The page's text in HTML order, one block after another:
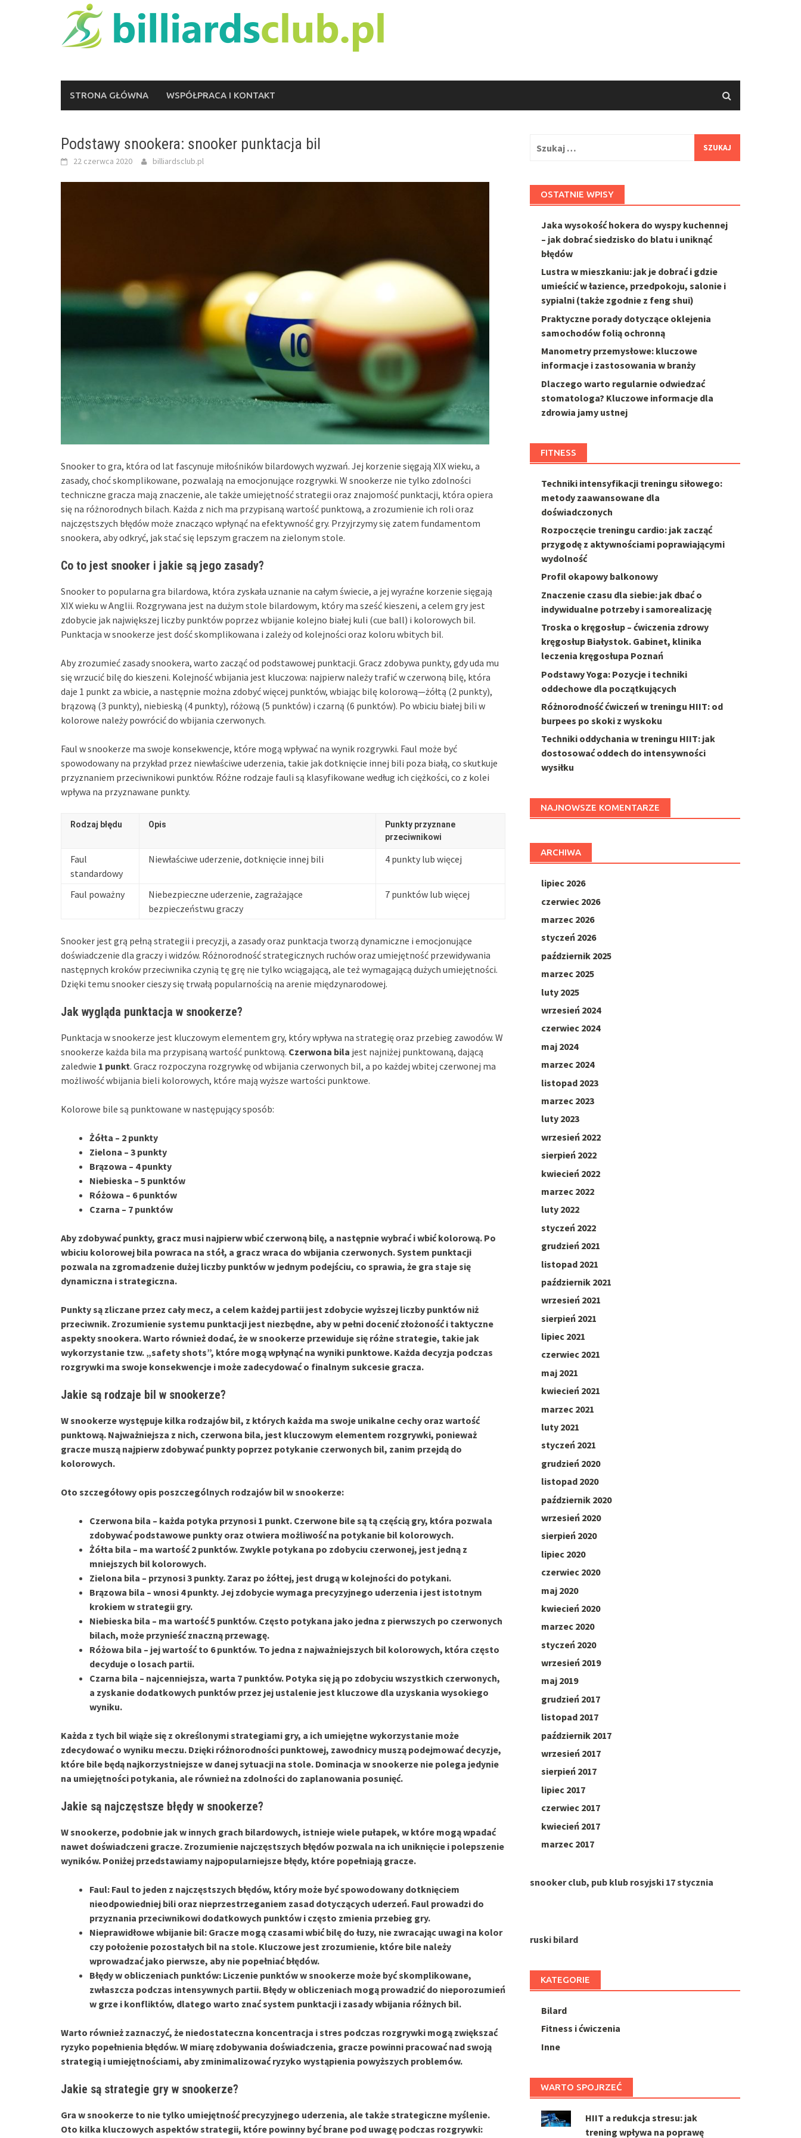
STRONA GŁÓWNA WSPÓŁPRACA I KONTAKT
Podstawy snookera: snooker punktacja bil
22 czerwca 2020 billiardsclub.pl
Snooker to gra, która od lat fascynuje miłośników bilardowych wyzwań. Jej korzenie sięgają XIX wieku, a
zasady, choć skomplikowane, pozwalają na emocjonujące rozgrywki. W snookerze nie tylko zdolności
techniczne gracza mają znaczenie, ale także umiejętność strategii oraz znajomość punktacji, która opiera
się na różnorodnych bilach. Każda z nich ma przypisaną wartość punktową, a zrozumienie ich roli oraz
najczęstszych błędów może znacząco wpłynąć na efektywność gry. Przyjrzymy się zatem fundamentom
snookera, aby odkryć, jak stać się lepszym graczem na zielonym stole.
Co to jest snooker i jakie są jego zasady?
Snooker to popularna gra bilardowa, która zyskała uznanie na całym świecie, a jej wyraźne korzenie sięgają
XIX wieku w Anglii. Rozgrywana jest na dużym stole bilardowym, który ma sześć kieszeni, a celem gry jest
zdobycie jak największej liczby punktów poprzez wbijanie kolejno białej kuli (cue ball) i kolorowych bil.
Punktacja w snookerze jest dość skomplikowana i zależy od kolejności oraz koloru wbitych bil.
Aby zrozumieć zasady snookera, warto zacząć od podstawowej punktacji. Gracz zdobywa punkty, gdy uda mu
się wrzucić bilę do kieszeni. Kolejność wbijania jest kluczowa: najpierw należy trafić w czerwoną bilę, która
daje 1 punkt za wbicie, a następnie można zdobyć więcej punktów, wbiając bilę kolorową—żółtą (2 punkty),
brązową (3 punkty), niebieską (4 punkty), różową (5 punktów) i czarną (6 punktów). Po wbiciu białej bili w
kolorowe należy powrócić do wbijania czerwonych.
Faul w snookerze ma swoje konsekwencje, które mogą wpływać na wynik rozgrywki. Faul może być
spowodowany na przykład przez niewłaściwe uderzenia, takie jak dotknięcie innej bili poza białą, co skutkuje
przyznaniem przeciwnikowi punktów. Różne rodzaje fauli są klasyfikowane według ich ciężkości, co z kolei
wpływa na przyznawane punkty.
Rodzaj błędu Opis
Punkty przyznane
przeciwnikowi
Faul
standardowy
Niewłaściwe uderzenie, dotknięcie innej bili 4 punkty lub więcej
Faul poważny
Niebezpieczne uderzenie, zagrażające
bezpieczeństwu graczy
7 punktów lub więcej
Snooker jest grą pełną strategii i precyzji, a zasady oraz punktacja tworzą dynamiczne i emocjonujące
doświadczenie dla graczy i widzów. Różnorodność strategicznych ruchów oraz umiejętność przewidywania
następnych kroków przeciwnika czynią tę grę nie tylko wciągającą, ale też wymagającą dużych umiejętności.
Dzięki temu snooker cieszy się trwałą popularnością na arenie międzynarodowej.
Jak wygląda punktacja w snookerze?
Punktacja w snookerze jest kluczowym elementem gry, który wpływa na strategię oraz przebieg zawodów. W
snookerze każda bila ma przypisaną wartość punktową. Czerwona bila jest najniżej punktowaną, dającą
zaledwie 1 punkt. Gracz rozpoczyna rozgrywkę od wbijania czerwonych bil, a po każdej wbitej czerwonej ma
możliwość wbijania bieli kolorowych, które mają wyższe wartości punktowe.
Kolorowe bile są punktowane w następujący sposób:
Żółta – 2 punkty
Zielona – 3 punkty
Brązowa – 4 punkty
Niebieska – 5 punktów
Różowa – 6 punktów
Czarna – 7 punktów
Aby zdobywać punkty, gracz musi najpierw wbić czerwoną bilę, a następnie wybrać i wbić kolorową. Po
wbiciu kolorowej bila powraca na stół, a gracz wraca do wbijania czerwonych. System punktacji
pozwala na zgromadzenie dużej liczby punktów w jednym podejściu, co sprawia, że gra staje się
dynamiczna i strategiczna.
Punkty są zliczane przez cały mecz, a celem każdej partii jest zdobycie wyższej liczby punktów niż
przeciwnik. Zrozumienie systemu punktacji jest niezbędne, aby w pełni docenić złożoność i taktyczne
aspekty snookera. Warto również dodać, że w snookerze przewiduje się różne strategie, takie jak
wykorzystanie tzw. „safety shots”, które mogą wpłynąć na wyniki punktowe. Każda decyzja podczas
rozgrywki ma swoje konsekwencje i może zadecydować o finalnym sukcesie gracza.
Jakie są rodzaje bil w snookerze?
W snookerze występuje kilka rodzajów bil, z których każda ma swoje unikalne cechy oraz wartość
punktową. Najważniejsza z nich, czerwona bila, jest kluczowym elementem rozgrywki, ponieważ
gracze muszą najpierw zdobywać punkty poprzez potykanie czerwonych bil, zanim przejdą do
kolorowych.
Oto szczegółowy opis poszczególnych rodzajów bil w snookerze:
Czerwona bila – każda potyka przynosi 1 punkt. Czerwone bile są tą częścią gry, która pozwala
zdobywać podstawowe punkty oraz otwiera możliwość na potykanie bil kolorowych.
Żółta bila – ma wartość 2 punktów. Zwykle potykana po zdobyciu czerwonej, jest jedną z
mniejszych bil kolorowych.
Zielona bila – przynosi 3 punkty. Zaraz po żółtej, jest drugą w kolejności do potykani.
Brązowa bila – wnosi 4 punkty. Jej zdobycie wymaga precyzyjnego uderzenia i jest istotnym
krokiem w strategii gry.
Niebieska bila – ma wartość 5 punktów. Często potykana jako jedna z pierwszych po czerwonych
bilach, może przynieść znaczną przewagę.
Różowa bila – jej wartość to 6 punktów. To jedna z najważniejszych bil kolorowych, która często
decyduje o losach partii.
Czarna bila – najcenniejsza, warta 7 punktów. Potyka się ją po zdobyciu wszystkich czerwonych,
a zyskanie dodatkowych punktów przez jej ustalenie jest kluczowe dla uzyskania wysokiego
wyniku.
Każda z tych bil wiąże się z określonymi strategiami gry, a ich umiejętne wykorzystanie może
zdecydować o wyniku meczu. Dzięki różnorodności punktowej, zawodnicy muszą podejmować decyzje,
które bile będą najkorzystniejsze w danej sytuacji na stole. Dominacja w snookerze nie polega jedynie
na umiejętności potykania, ale również na zdolności do zaplanowania posunięć.
Jakie są najczęstsze błędy w snookerze?
W snookerze, podobnie jak w innych grach bilardowych, istnieje wiele pułapek, w które mogą wpadać
nawet doświadczeni gracze. Zrozumienie najczęstszych błędów pozwala na ich uniknięcie i polepszenie
wyników. Poniżej przedstawiamy najpopularniejsze błędy, które popełniają gracze.
Faul: Faul to jeden z najczęstszych błędów, który może być spowodowany dotknięciem
nieodpowiedniej bili oraz nieprzestrzeganiem zasad dotyczących uderzeń. Faul prowadzi do
przyznania przeciwnikowi dodatkowych punktów i często zmienia przebieg gry.
Nieprawidłowe wbijanie bil: Gracze mogą czasami wbić bilę do łuzy, nie zwracając uwagi na kolor
czy położenie pozostałych bil na stole. Kluczowe jest zrozumienie, które bile należy
wprowadzać jako pierwsze, aby nie popełniać błędów.
Błędy w obliczeniach punktów: Liczenie punktów w snookerze może być skomplikowane,
zwłaszcza podczas intensywnych partii. Błędy w obliczeniach mogą prowadzić do nieporozumień
w grze i konfliktów, dlatego warto znać system punktacji i zasady wbijania różnych bil.
Warto również zaznaczyć, że niedostateczna koncentracja i stres podczas rozgrywki mogą zwiększać
ryzyko popełnienia błędów. W miarę zdobywania doświadczenia, gracze powinni pracować nad swoją
strategią i umiejętnościami, aby zminimalizować ryzyko wystąpienia powyższych problemów.
Jakie są strategie gry w snookerze?
Gra w snookerze to nie tylko umiejętność precyzyjnego uderzenia, ale takżestrategiczne myślenie.
Oto kilka kluczowych aspektów strategii, które powinny być brane pod uwagę podczas rozgrywki:
OSTATNIE WPISY
Jaka wysokość hokera do wyspy kuchennej
– jak dobrać siedzisko do blatu i uniknąć
błędów
Lustra w mieszkaniu: jak je dobrać i gdzie
umieścić w łazience, przedpokoju, salonie i
sypialni (także zgodnie z feng shui)
Praktyczne porady dotyczące oklejenia
samochodów folią ochronną
Manometry przemysłowe: kluczowe
informacje i zastosowania w branży
Dlaczego warto regularnie odwiedzać
stomatologa? Kluczowe informacje dla
zdrowia jamy ustnej
FITNESS
Techniki intensyfikacji treningu siłowego:
metody zaawansowane dla
doświadczonych
Rozpoczęcie treningu cardio: jak zacząć
przygodę z aktywnościami poprawiającymi
wydolność
Profil okapowy balkonowy
Znaczenie czasu dla siebie: jak dbać o
indywidualne potrzeby i samorealizację
Troska o kręgosłup – ćwiczenia zdrowy
kręgosłup Białystok. Gabinet, klinika
leczenia kręgosłupa Poznań
Podstawy Yoga: Pozycje i techniki
oddechowe dla początkujących
Różnorodność ćwiczeń w treningu HIIT: od
burpees po skoki z wyskoku
Techniki oddychania w treningu HIIT: jak
dostosować oddech do intensywności
wysiłku
NAJNOWSZE KOMENTARZE
ARCHIWA
lipiec 2026
czerwiec 2026
marzec 2026
styczeń 2026
październik 2025
marzec 2025
luty 2025
wrzesień 2024
czerwiec 2024
maj 2024
marzec 2024
listopad 2023
marzec 2023
luty 2023
wrzesień 2022
sierpień 2022
kwiecień 2022
marzec 2022
luty 2022
styczeń 2022
grudzień 2021
listopad 2021
październik 2021
wrzesień 2021
sierpień 2021
lipiec 2021
czerwiec 2021
maj 2021
kwiecień 2021
marzec 2021
luty 2021
styczeń 2021
grudzień 2020
listopad 2020
październik 2020
wrzesień 2020
sierpień 2020
lipiec 2020
czerwiec 2020
maj 2020
kwiecień 2020
marzec 2020
styczeń 2020
wrzesień 2019
maj 2019
grudzień 2017
listopad 2017
październik 2017
wrzesień 2017
sierpień 2017
lipiec 2017
czerwiec 2017
kwiecień 2017
marzec 2017
snooker club, pub klub rosyjski 17 stycznia
ruski bilard
KATEGORIE
Bilard
Fitness i ćwiczenia
Inne
WARTO SPOJRZEĆ
HIIT a redukcja stresu: jak
trening wpływa na poprawę